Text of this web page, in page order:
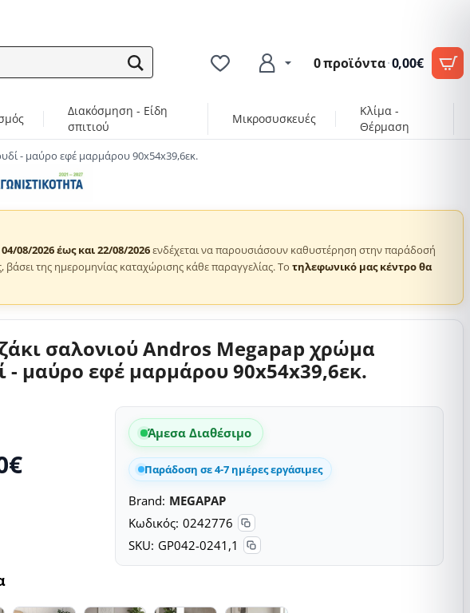
0 προϊόντα·0,00€
Διακόσμηση - Είδη
σπιτιού
Μικροσυσκευές
Κλίμα -
Θέρμαση
- μαύρο εφέ μαρμάρου 90x54x39,6εκ.
04/08/2026 έως και 22/08/2026ενδέχεται να παρουσιάσουν καθυστέρηση στην παράδοσή
της ημερομηνίας καταχώρισης κάθε παραγγελίας. Το τηλεφωνικό μας κέντρο θα
σαλονιού Andros Megapap χρώμα
- μαύρο εφέ μαρμάρου 90x54x39,6εκ.
Άμεσα Διαθέσιμο
Παράδοση σε 4-7 ημέρες εργάσιμες
Brand: MEGAPAP
Κωδικός: 0242776
SKU: GP042-0241,1